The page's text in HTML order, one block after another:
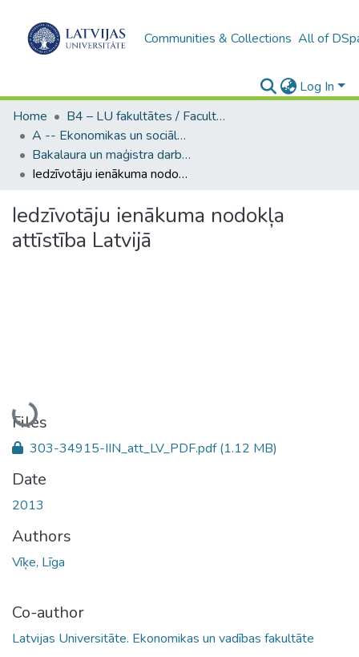
Communities & Collections All of
Log In
Home
B4 – LU fakultātes / Faculties of the UL
A -- Ekonomikas un sociālo zinātņu fakultāte / Faculty of Economics and Social Sciences
Bakalaura un maģistra darbi (ESZF) / Bachelor's and Master's theses
Iedzīvotāju ienākuma nodokļa attīstība Latvijā
Iedzīvotāju ienākuma nodokļa
attīstība Latvijā
Loading...
Files
303-34915-IIN_att_LV_PDF.pdf(1.12 MB)
Date
2013
Authors
Vīķe, Līga
Co-author
Latvijas Universitāte. Ekonomikas un vadības fakultāte